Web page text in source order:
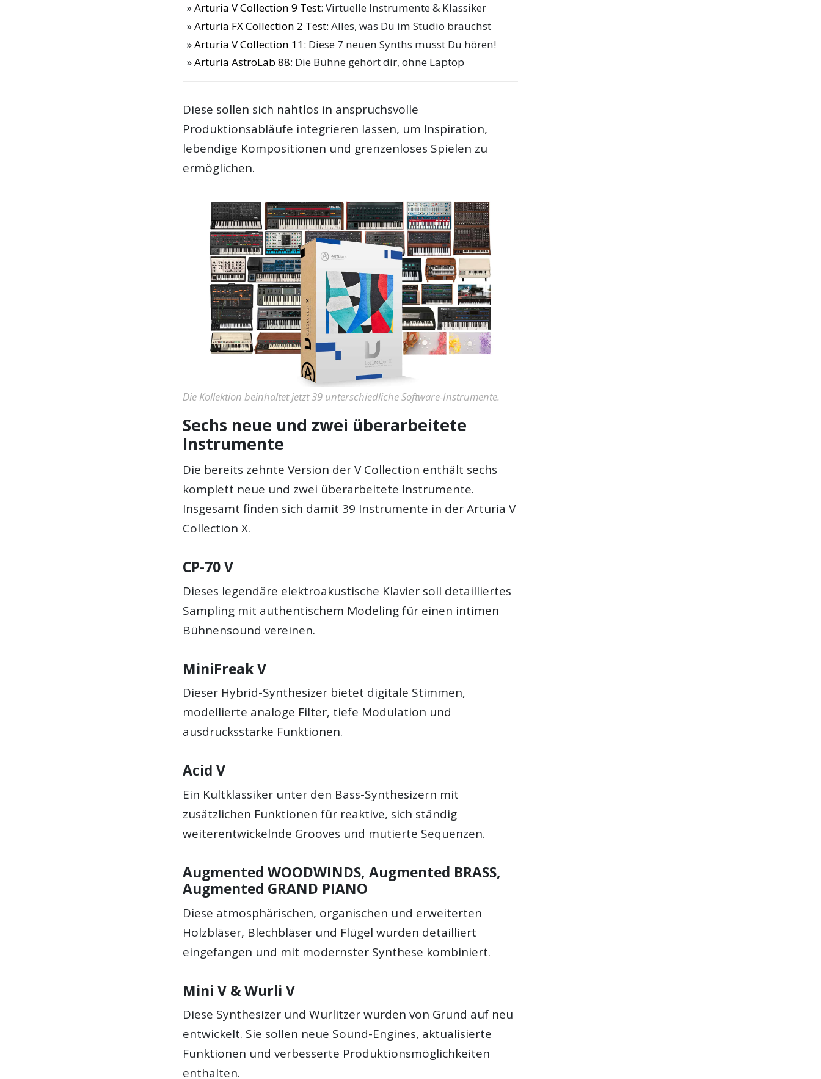
Arturia V Collection 9 Test: Virtuelle Instrumente & Klassiker
Arturia FX Collection 2 Test: Alles, was Du im Studio brauchst
Arturia V Collection 11: Diese 7 neuen Synths musst Du hören!
Arturia AstroLab 88: Die Bühne gehört dir, ohne Laptop
Diese sollen sich nahtlos in anspruchsvolle
Produktionsabläufe integrieren lassen, um Inspiration,
lebendige Kompositionen und grenzenloses Spielen zu
ermöglichen.
Die Kollektion beinhaltet jetzt 39 unterschiedliche Software-Instrumente.
Sechs neue und zwei überarbeitete
Instrumente
Die bereits zehnte Version der V Collection enthält sechs
komplett neue und zwei überarbeitete Instrumente.
Insgesamt finden sich damit 39 Instrumente in der Arturia V
Collection X.
CP-70 V
Dieses legendäre elektroakustische Klavier soll detailliertes
Sampling mit authentischem Modeling für einen intimen
Bühnensound vereinen.
MiniFreak V
Dieser Hybrid-Synthesizer bietet digitale Stimmen,
modellierte analoge Filter, tiefe Modulation und
ausdrucksstarke Funktionen.
Acid V
Ein Kultklassiker unter den Bass-Synthesizern mit
zusätzlichen Funktionen für reaktive, sich ständig
weiterentwickelnde Grooves und mutierte Sequenzen.
Augmented WOODWINDS, Augmented BRASS,
Augmented GRAND PIANO
Diese atmosphärischen, organischen und erweiterten
Holzbläser, Blechbläser und Flügel wurden detailliert
eingefangen und mit modernster Synthese kombiniert.
Mini V & Wurli V
Diese Synthesizer und Wurlitzer wurden von Grund auf neu
entwickelt. Sie sollen neue Sound-Engines, aktualisierte
Funktionen und verbesserte Produktionsmöglichkeiten
enthalten.